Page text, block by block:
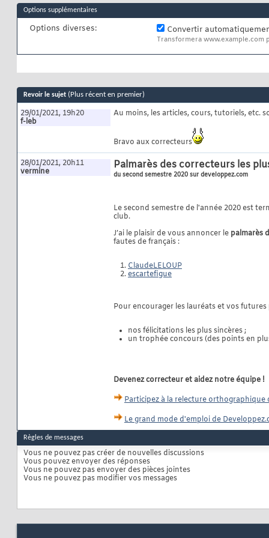
Options supplémentaires
Options diverses: Convertir
Transformera www.example.com
Revoir le sujet (Plus récent en premier)
29/01/2021, 19h20
f-leb
Au moins, les articles, cours, tutoriels, etc.
Bravo aux correcteurs
28/01/2021, 20h11
vermine
Palmarès des correcteurs les
du second semestre 2020 sur developpez.com
Le second semestre de l'année 2020 est
club.
J’ai le plaisir de vous annoncer le palmarès
fautes de français :
ClaudeLELOUP
escartefigue
Pour encourager les lauréats et vos
nos félicitations les plus sincères ;
un trophée concours (des points en
Devenez correcteur et aidez notre équipe !
Participez à la relecture orthographique
Le grand mode d'emploi de
Règles de messages
Vous ne pouvez pascréer de nouvelles discussions
Vous pouvezenvoyer des réponses
Vous ne pouvez pasenvoyer des pièces jointes
Vous ne pouvez pas modifier vos messages